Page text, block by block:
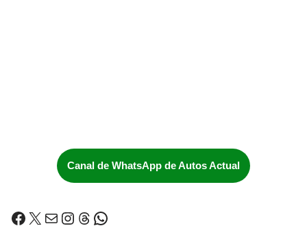
Canal de WhatsApp de Autos Actual